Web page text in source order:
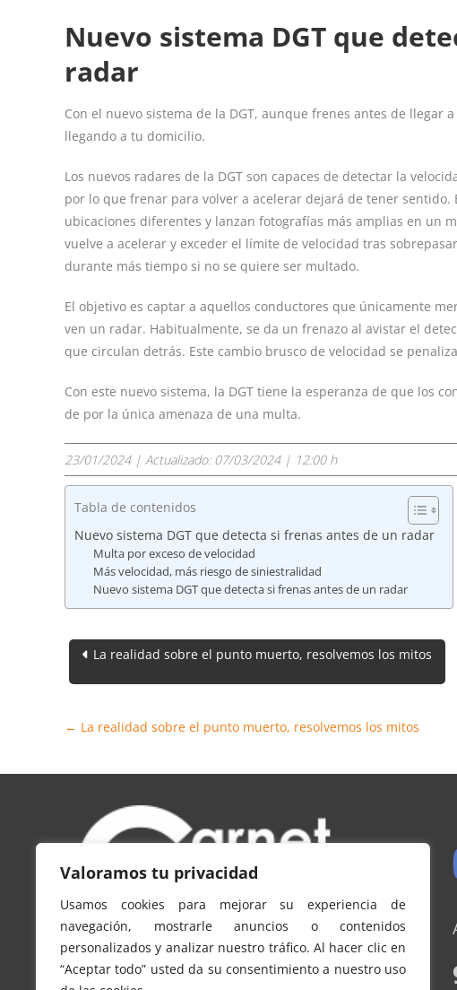
Valoramos tu privacidad
Usamos cookies para mejorar su experiencia de
navegación, mostrarle anuncios o contenidos
personalizados y analizar nuestro tráfico. Al hacer clic en
“Aceptar todo” usted da su consentimiento a nuestro uso
Nuevo sistema DGT que
radar
Con el nuevo sistema de la DGT, aunque frenes antes de
llegando a tu domicilio.
Los nuevos radares de la DGT son capaces de detectar la
por lo que frenar para volver a acelerar dejará de tener
ubicaciones diferentes y lanzan fotografías más amplias en un
vuelve a acelerar y exceder el límite de velocidad tras
durante más tiempo si no se quiere ser multado.
El objetivo es captar a aquellos conductores que únicamente
ven un radar. Habitualmente, se da un frenazo al avistar el
que circulan detrás. Este cambio brusco de velocidad se
Con este nuevo sistema, la DGT tiene la esperanza de que los
de por la única amenaza de una multa.
23/01/2024 | Actualizado: 07/03/2024 | 12:00 h
Tabla de contenidos
Nuevo sistema DGT que detecta si frenas antes de un radar
Multa por exceso de velocidad
Más velocidad, más riesgo de siniestralidad
Nuevo sistema DGT que detecta si frenas antes de un radar
Navegación
de
entradas
La realidad sobre el punto muerto, resolvemos los mitos
← La realidad sobre el punto muerto, resolvemos los mitos
carnetconducir.info es un sitio web propiedad de
Tabmou Smart Ventures, S.L. CIF-B70608062